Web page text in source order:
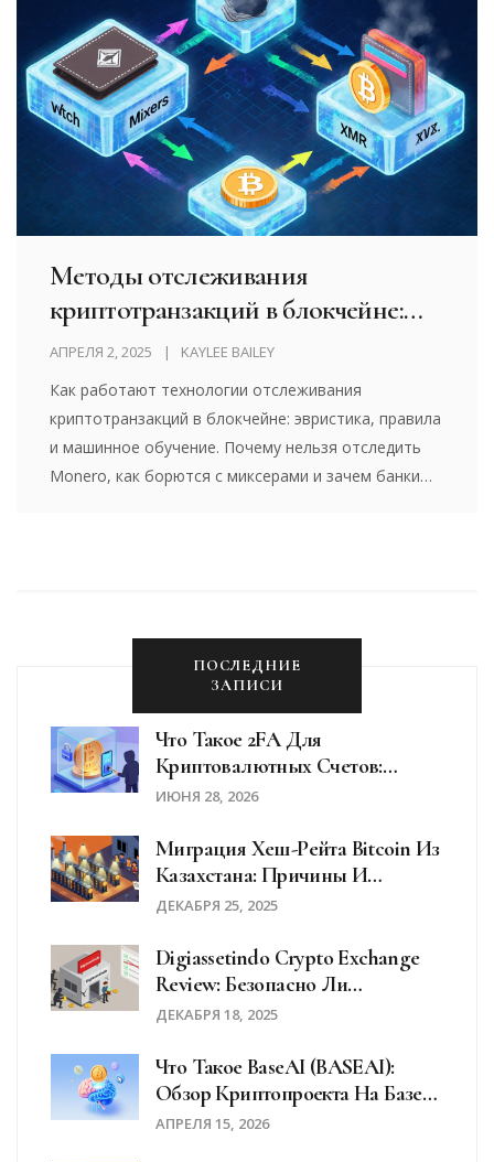
Методы отслеживания
криптотранзакций в блокчейне:
как работают технологии анализа
на цепочке
АПРЕЛЯ 2, 2025 KAYLEE BAILEY
Как работают технологии отслеживания
криптотранзакций в блокчейне: эвристика, правила
и машинное обучение. Почему нельзя отследить
Monero, как борются с миксерами и зачем банки
ПОСЛЕДНИЕ
ЗАПИСИ
Что Такое 2FA Для
Криптовалютных Счетов:
Полное Руководство По Защите
ИЮНЯ 28, 2026
Миграция Хеш-Рейта Bitcoin Из
Казахстана: Причины И
Последствия
ДЕКАБРЯ 25, 2025
Digiassetindo Crypto Exchange
Review: Безопасно Ли
Использовать Эту Биржу В 2025
ДЕКАБРЯ 18, 2025
Что Такое BaseAI (BASEAI):
Обзор Криптопроекта На Базе
Coinbase Base
АПРЕЛЯ 15, 2026